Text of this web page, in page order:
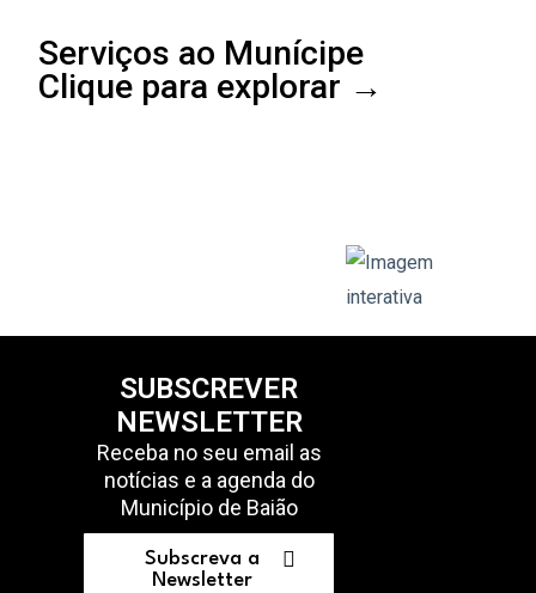
Serviços ao Munícipe
Clique para explorar →
SUBSCREVER
NEWSLETTER
Receba no seu email as
notícias e a agenda do
Município de Baião
Subscreva a
Newsletter